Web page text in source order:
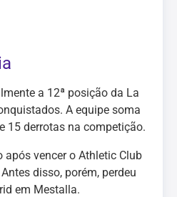
a 12ª posição da La
A equipe soma
15 derrotas na competição.
após vencer o Athletic Club
disso, porém, perdeu
em Mestalla.